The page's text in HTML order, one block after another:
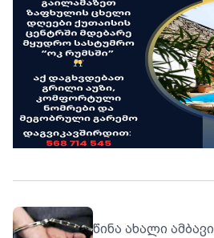
წინა ახალი ამბავი